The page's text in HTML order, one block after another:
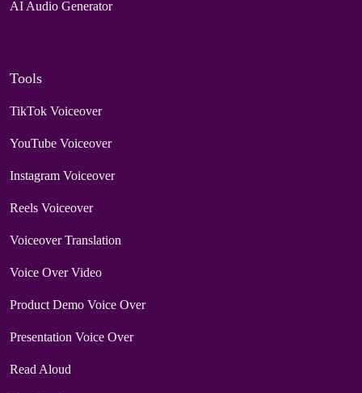
AI Audio Generator
Tools
TikTok Voiceover
YouTube Voiceover
Instagram Voiceover
Reels Voiceover
Voiceover Translation
Voice Over Video
Product Demo Voice Over
Presentation Voice Over
Read Aloud